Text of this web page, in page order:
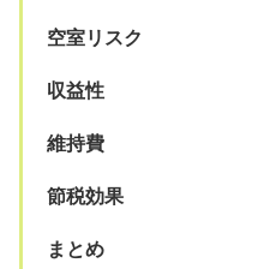
空室リスク
収益性
維持費
節税効果
まとめ